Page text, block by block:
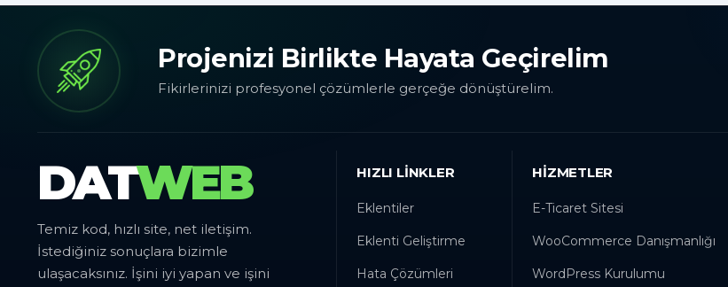
Projenizi Birlikte Hayata Geçirelim
Fikirlerinizi profesyonel çözümlerle gerçeğe dönüştürelim.
DATWEB
Temiz kod, hızlı site, net iletişim.
İstediğiniz sonuçlara bizimle
ulaşacaksınız. İşini iyi yapan ve işini
HIZLI LINKLER
Eklentiler
Eklenti Geliştirme
Hata Çözümleri
HIZMETLER
E-Ticaret Sitesi
WooCommerce Danışmanlığı
WordPress Kurulumu